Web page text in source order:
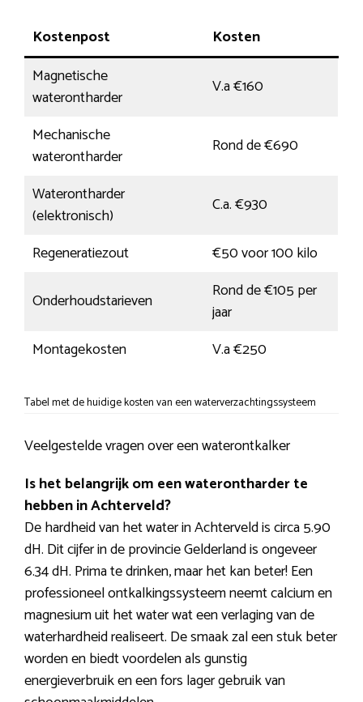
Kostenpost
Kosten
Magnetische
waterontharder
V.a €160
Mechanische
waterontharder
Rond de €690
Waterontharder
(elektronisch)
C.a. €930
Regeneratiezout
€50 voor 100 kilo
Onderhoudstarieven
Rond de €105 per
jaar
Montagekosten
V.a €250
Tabel met de huidige kosten van een waterverzachtingssysteem
Veelgestelde vragen over een waterontkalker
Is het belangrijk om een waterontharder te
hebben in Achterveld?
De hardheid van het water in Achterveld is circa 5.90
dH. Dit cijfer in de provincie Gelderland is ongeveer
6.34 dH. Prima te drinken, maar het kan beter! Een
professioneel ontkalkingssysteem neemt calcium en
magnesium uit het water wat een verlaging van de
waterhardheid realiseert. De smaak zal een stuk beter
worden en biedt voordelen als gunstig
energieverbruik en een fors lager gebruik van